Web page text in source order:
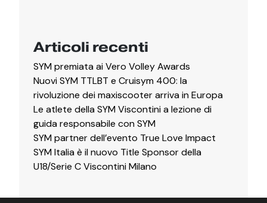
Articoli recenti
SYM premiata ai Vero Volley Awards
Nuovi SYM TTLBT e Cruisym 400: la
rivoluzione dei maxiscooter arriva in Europa
Le atlete della SYM Viscontini a lezione di
guida responsabile con SYM
SYM partner dell’evento True Love Impact
SYM Italia è il nuovo Title Sponsor della
U18/Serie C Viscontini Milano